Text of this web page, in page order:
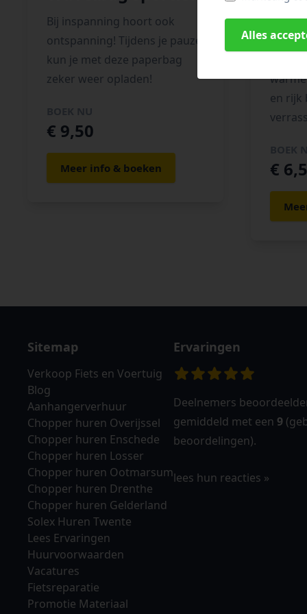
Bij inspanning hoort ook
ontspanning! Tijdens je pauze
kun je met deze paperbag
zeker weer opladen!
€ 9,50
Meer info & boeken
Zin in
en rijk
€
Sitemap
Verkoop Fiets en Voertuig
Blog
Aanhangerverhuur
Chopper huren Overijssel
Chopper huren Enschede
Chopper huren Losser
Chopper huren Ootmarsum
Chopper huren Drenthe
Chopper huren Gelderland
Solex Huren Twente
Lees Ervaringen
Huurvoorwaarden
Vacatures
Fietsreparatie
Promotie Materiaal
Ervaringen
Deelnemers
gemiddeld met een 9
beoordelingen).
lees hun reacties
Alles